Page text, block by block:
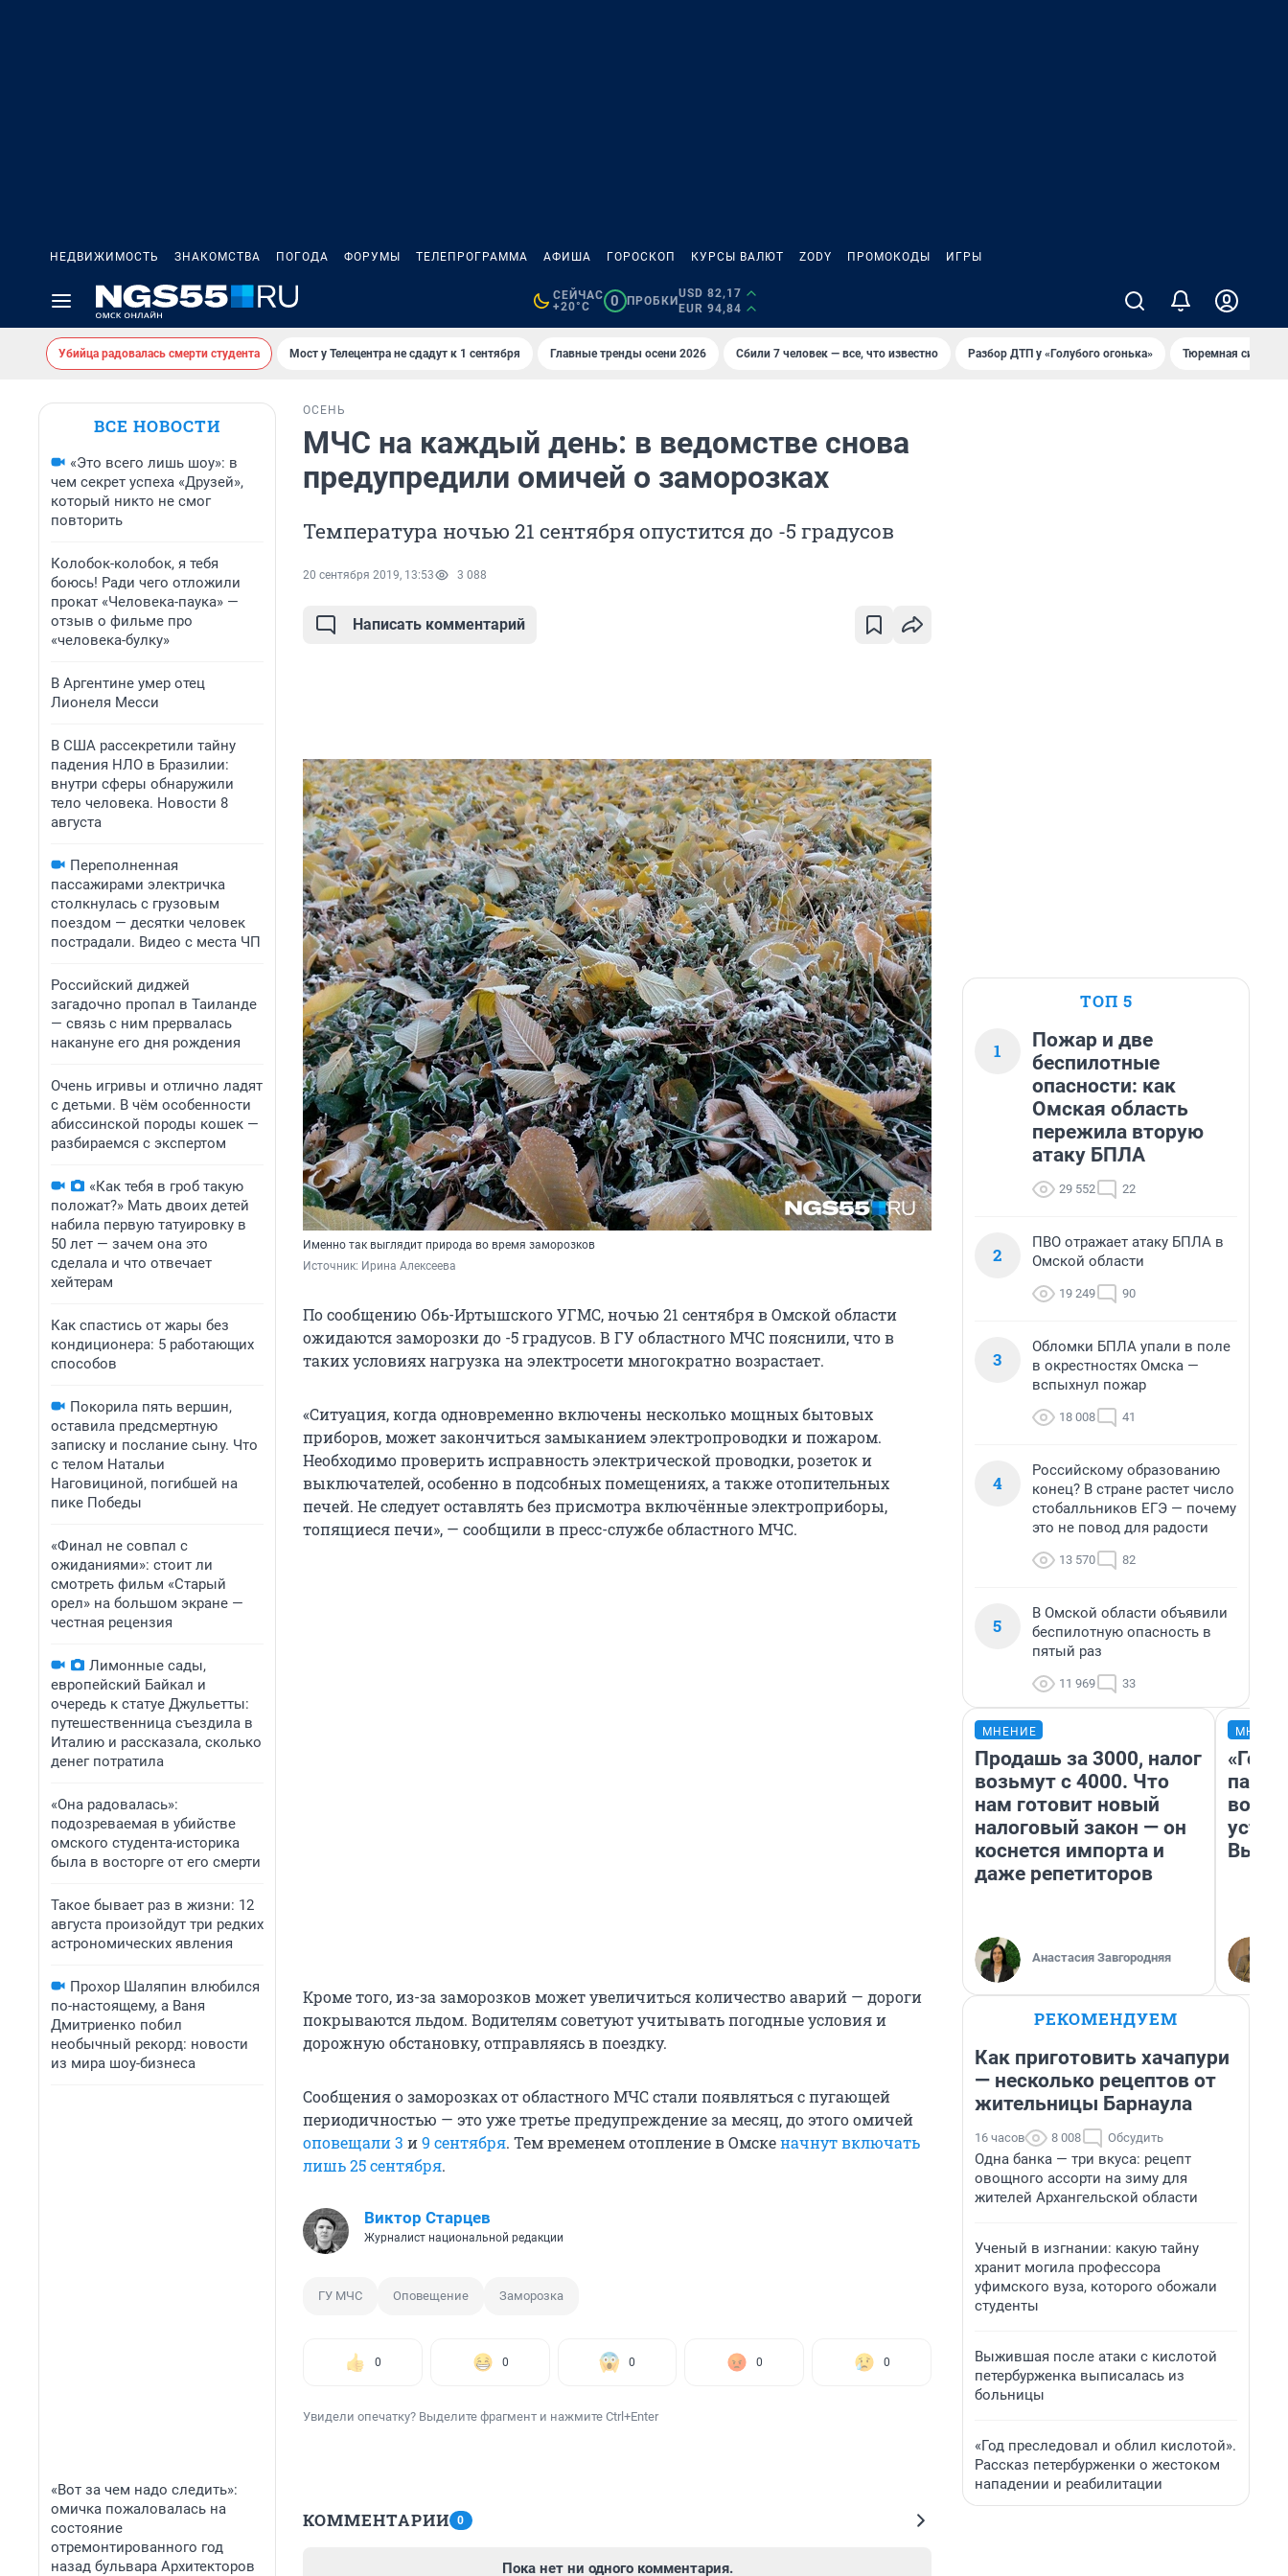
НЕДВИЖИМОСТЬ ЗНАКОМСТВА ПОГОДА ФОРУМЫ ТЕЛЕПРОГРАММА АФИША ГОРОСКОП КУРСЫ ВАЛЮТ ZODY ПРОМОКОДЫ ИГРЫ
СЕЙЧАС
+20°C
0 ПРОБКИ
USD 82,17
EUR 94,84
Убийца радовалась смерти студента Мост у Телецентра не сдадут к 1 сентября Главные тренды осени 2026 Сбили 7 человек — все, что известно Разбор ДТП у «Голубого огонька» Тюремная
ВСЕ НОВОСТИ
«Это всего лишь шоу»: в
чем секрет успеха «Друзей»,
который никто не смог
повторить
Колобок-колобок, я тебя
боюсь! Ради чего отложили
прокат «Человека-паука» —
отзыв о фильме про
«человека-булку»
В Аргентине умер отец
Лионеля Месси
В США рассекретили тайну
падения НЛО в Бразилии:
внутри сферы обнаружили
тело человека. Новости 8
августа
Переполненная
пассажирами электричка
столкнулась с грузовым
поездом — десятки человек
пострадали. Видео с места ЧП
Российский диджей
загадочно пропал в Таиланде
— связь с ним прервалась
накануне его дня рождения
Очень игривы и отлично ладят
с детьми. В чём особенности
абиссинской породы кошек —
разбираемся с экспертом
«Как тебя в гроб такую
положат?» Мать двоих детей
набила первую татуировку в
50 лет — зачем она это
сделала и что отвечает
хейтерам
Как спастись от жары без
кондиционера: 5 работающих
способов
Покорила пять вершин,
оставила предсмертную
записку и послание сыну. Что
с телом Натальи
Наговициной, погибшей на
пике Победы
«Финал не совпал с
ожиданиями»: стоит ли
смотреть фильм «Старый
орел» на большом экране —
честная рецензия
Лимонные сады,
европейский Байкал и
очередь к статуе Джульетты:
путешественница съездила в
Италию и рассказала, сколько
денег потратила
«Она радовалась»:
подозреваемая в убийстве
омского студента-историка
была в восторге от его смерти
Такое бывает раз в жизни: 12
августа произойдут три редких
астрономических явления
Прохор Шаляпин влюбился
по-настоящему, а Ваня
Дмитриенко побил
необычный рекорд: новости
из мира шоу-бизнеса
«Вот за чем надо следить»:
омичка пожаловалась на
состояние
отремонтированного год
назад бульвара Архитекторов
ОСЕНЬ
МЧС на каждый день: в ведомстве снова
предупредили омичей о заморозках
Температура ночью 21 сентября опустится до -5 градусов
20 сентября 2019, 13:53 3 088
Написать комментарий
Именно так выглядит природа во время заморозков
Источник: Ирина Алексеева
По сообщению Обь-Иртышского УГМС, ночью 21 сентября в Омской области
ожидаются заморозки до -5 градусов. В ГУ областного МЧС пояснили, что в
таких условиях нагрузка на электросети многократно возрастает.
«Ситуация, когда одновременно включены несколько мощных бытовых
приборов, может закончиться замыканием электропроводки и пожаром.
Необходимо проверить исправность электрической проводки, розеток и
выключателей, особенно в подсобных помещениях, а также отопительных
печей. Не следует оставлять без присмотра включённые электроприборы,
топящиеся печи», — сообщили в пресс-службе областного МЧС.
Кроме того, из-за заморозков может увеличиться количество аварий — дороги
покрываются льдом. Водителям советуют учитывать погодные условия и
дорожную обстановку, отправляясь в поездку.
Сообщения о заморозках от областного МЧС стали появляться с пугающей
периодичностью — это уже третье предупреждение за месяц, до этого омичей
оповещали 3 и9 сентября. Тем временем отопление в Омскеначнут включать
лишь 25 сентября.
Виктор Старцев
Журналист национальной редакции
ГУ МЧС Оповещение Заморозка
0 0 0 0 0
Увидели опечатку? Выделите фрагмент и нажмите Ctrl+Enter
КОММЕНТАРИИ 0
Пока нет ни одного комментария.
ТОП 5
1
Пожар и две
беспилотные
опасности: как
Омская область
пережила вторую
атаку БПЛА
29 552 22
2
ПВО отражает атаку БПЛА в
Омской области
19 249 90
3
Обломки БПЛА упали в поле
в окрестностях Омска —
вспыхнул пожар
18 008 41
4
Российскому образованию
конец? В стране растет число
стобалльников ЕГЭ — почему
это не повод для радости
13 570 82
5
В Омской области объявили
беспилотную опасность в
пятый раз
11 969 33
МНЕНИЕ
Продашь за 3000, налог
возьмут с 4000. Что
нам готовит новый
налоговый закон — он
коснется импорта и
даже репетиторов
Анастасия Завгородняя
РЕКОМЕНДУЕМ
Как приготовить хачапури
— несколько рецептов от
жительницы Барнаула
16 часов 8 008 Обсудить
Одна банка — три вкуса: рецепт
овощного ассорти на зиму для
жителей Архангельской области
Ученый в изгнании: какую тайну
хранит могила профессора
уфимского вуза, которого обожали
студенты
Выжившая после атаки с кислотой
петербурженка выписалась из
больницы
«Год преследовал и облил кислотой».
Рассказ петербурженки о жестоком
нападении и реабилитации